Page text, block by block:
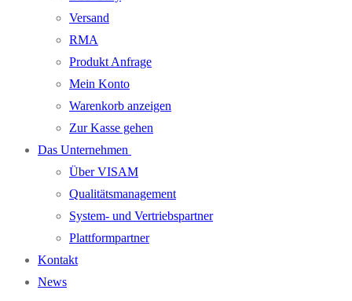
Versand
RMA
Produkt Anfrage
Mein Konto
Warenkorb anzeigen
Zur Kasse gehen
Das Unternehmen
Über VISAM
Qualitätsmanagement
System- und Vertriebspartner
Plattformpartner
Kontakt
News